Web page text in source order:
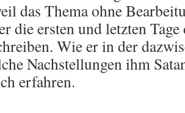
das Thema ohne
die ersten und letzten Tage
Wie er in der
Nachstellungen ihm
erfahren.